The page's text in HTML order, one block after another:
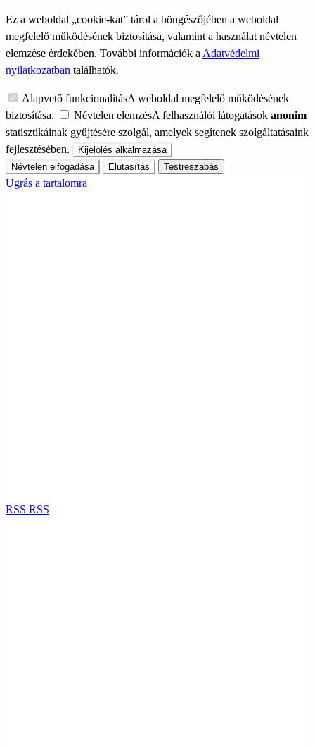
Ez a weboldal „cookie-kat” tárol a böngészőjében a weboldal
megfelelő működésének biztosítása, valamint a használat névtelen
elemzése érdekében. További információk a Adatvédelmi
nyilatkozatban találhatók.
Alapvető funkcionalitásA weboldal megfelelő működésének
biztosítása.
Névtelen elemzésA felhasználói látogatások anonim
statisztikáinak gyűjtésére szolgál, amelyek segítenek szolgáltatásaink
fejlesztésében.
Kijelölés alkalmazása
Névtelen elfogadása
Elutasítás Testreszabás
Ugrás a tartalomra
RSS RSS